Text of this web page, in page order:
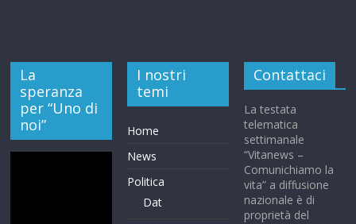
La
speranza
per “Uno di
noi”
I nostri
temi
Home
News
Politica
Dat
Contattaci
La testata
telematica
settimanale
“Vitanews –
Comunichiamo la
vita” a diffusione
nazionale è di
proprietà del